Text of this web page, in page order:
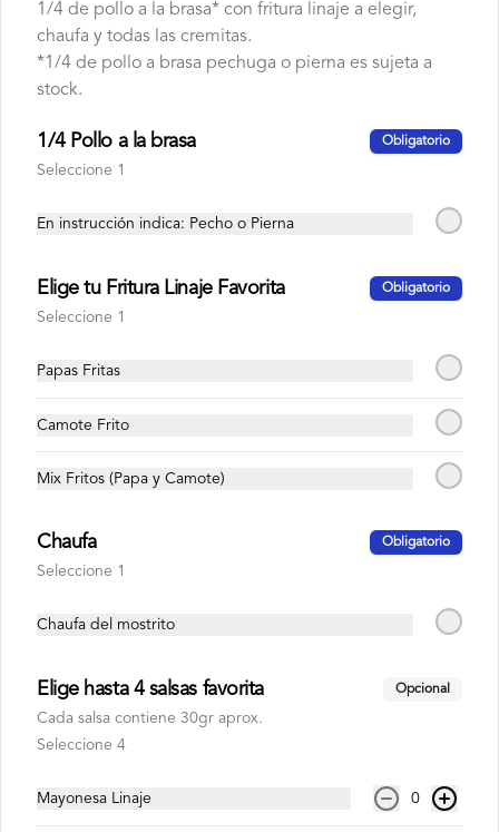
S/ 4.50
S/ 4.50
500 ml
S/ 6.00
1/4 de pollo a la brasa* con fritura linaje a elegir,
chaufa y todas las cremitas.
*1/4 de pollo a brasa pechuga o pierna es sujeta a
stock.
1/4 Pollo a la brasa Obligatorio
Seleccione 1
En instrucción indica: Pecho o Pierna
Elige tu Fritura Linaje Favorita Obligatorio
Seleccione 1
Papas Fritas
Camote Frito
Mix Fritos (Papa y Camote)
Chaufa Obligatorio
Seleccione 1
Chaufa del mostrito
Elige hasta 4 salsas favorita Opcional
Cada salsa contiene 30gr aprox.
Seleccione 4
Mayonesa Linaje 0